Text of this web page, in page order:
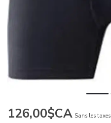
126,00$CA Sans les taxes